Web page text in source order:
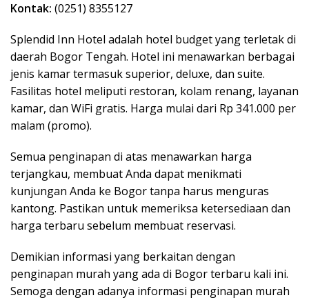
Kontak: (0251) 8355127
Splendid Inn Hotel adalah hotel budget yang terletak di
daerah Bogor Tengah. Hotel ini menawarkan berbagai
jenis kamar termasuk superior, deluxe, dan suite.
Fasilitas hotel meliputi restoran, kolam renang, layanan
kamar, dan WiFi gratis. Harga mulai dari Rp 341.000 per
malam (promo).
Semua penginapan di atas menawarkan harga
terjangkau, membuat Anda dapat menikmati
kunjungan Anda ke Bogor tanpa harus menguras
kantong. Pastikan untuk memeriksa ketersediaan dan
harga terbaru sebelum membuat reservasi.
Demikian informasi yang berkaitan dengan
penginapan murah yang ada di Bogor terbaru kali ini.
Semoga dengan adanya informasi penginapan murah